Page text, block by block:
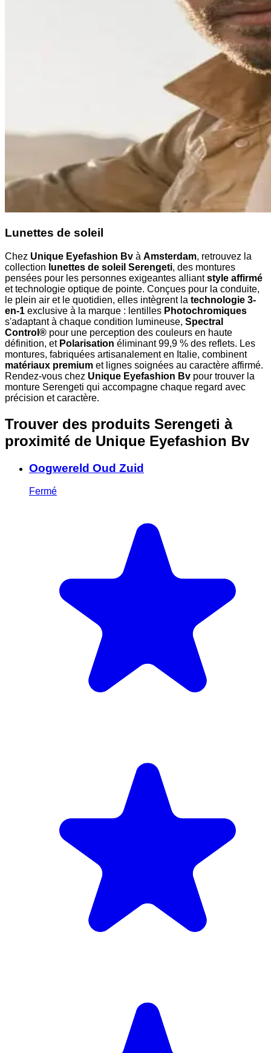
Lunettes de soleil
Chez Unique Eyefashion Bv à Amsterdam, retrouvez la
collection lunettes de soleil Serengeti, des montures
pensées pour les personnes exigeantes alliantstyle affirmé
et technologie optique de pointe. Conçues pour la conduite,
le plein air et le quotidien, elles intègrent la technologie 3-
en-1 exclusive à la marque : lentilles Photochromiques
s'adaptant à chaque condition lumineuse, Spectral
Control® pour une perception des couleurs en haute
définition, et Polarisation éliminant 99,9 % des reflets. Les
montures, fabriquées artisanalement en Italie, combinent
matériaux premium et lignes soignées au caractère affirmé.
Rendez-vous chez Unique Eyefashion Bv pour trouver la
monture Serengeti qui accompagne chaque regard avec
précision et caractère.
Trouver des produits Serengeti à
proximité de Unique Eyefashion Bv
Oogwereld Oud Zuid
Fermé